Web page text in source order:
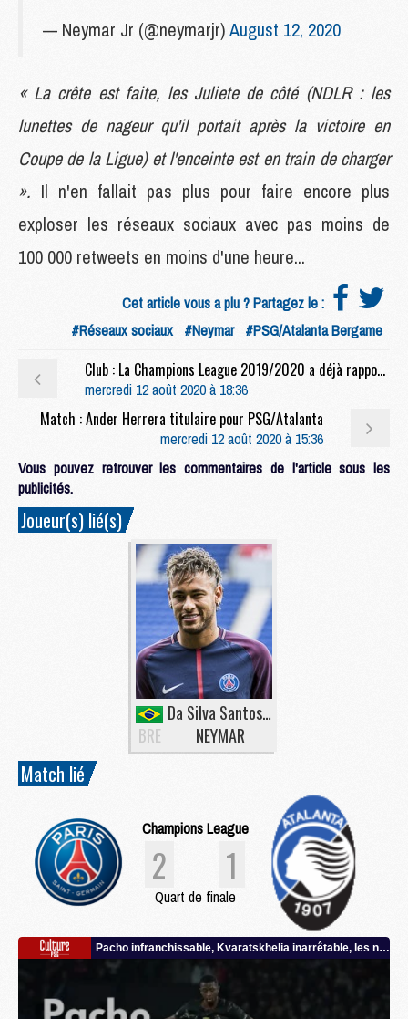
— Neymar Jr (@neymarjr)August 12, 2020
« La crête est faite, les Juliete de côté (NDLR : les
lunettes de nageur qu'il portait après la victoire en
Coupe de la Ligue) et l'enceinte est en train de charger
». Il n'en fallait pas plus pour faire encore plus
exploser les réseaux sociaux avec pas moins de
100 000 retweets en moins d'une heure...
Cet article vous a plu ? Partagez le :
#Réseaux sociaux #Neymar #PSG/Atalanta Bergame
Club : La Champions League 2019/2020 a déjà rapporté plus de 100M€ au PSG
mercredi 12 août 2020 à 18:36
Match : Ander Herrera titulaire pour PSG/Atalanta
mercredi 12 août 2020 à 15:36
Vous pouvez retrouver les commentaires de l'article sous les
publicités.
Joueur(s) lié(s)
BRE
Da Silva Santos Junior
NEYMAR
Match lié
Champions League
2 1
Quart de finale